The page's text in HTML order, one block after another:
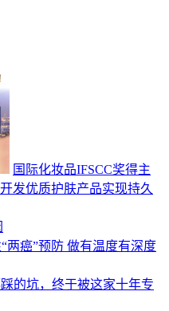
国际化妆品IFSCC奖得主
发优质护肤产品实现持久
两癌”预防 做有温度有深度
的坑，终于被这家十年专